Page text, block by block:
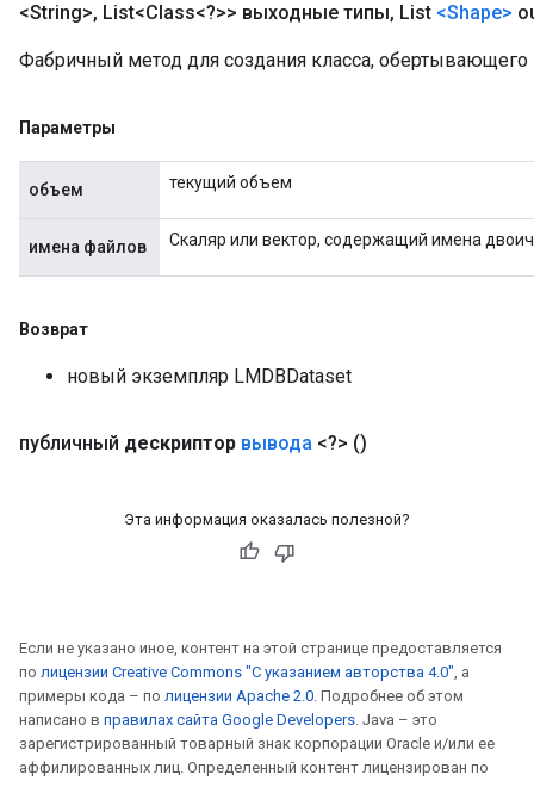
<String>, List<Class<?>> выходные типы, List <Shape>
Фабричный метод для создания класса,
Параметры
объем текущий объем
имена файлов Скаляр или вектор, содержащий имена
Возврат
новый экземпляр LMDBDataset
публичный дескриптор вывода <?> ()
Эта информация оказалась полезной?
Если не указано иное, контент на этой странице предоставляется
по лицензии Creative Commons "С указанием авторства 4.0", а
примеры кода – по лицензии Apache 2.0. Подробнее об этом
написано в правилах сайта Google Developers. Java – это
зарегистрированный товарный знак корпорации Oracle и/или ее
аффилированных лиц. Определенный контент лицензирован по